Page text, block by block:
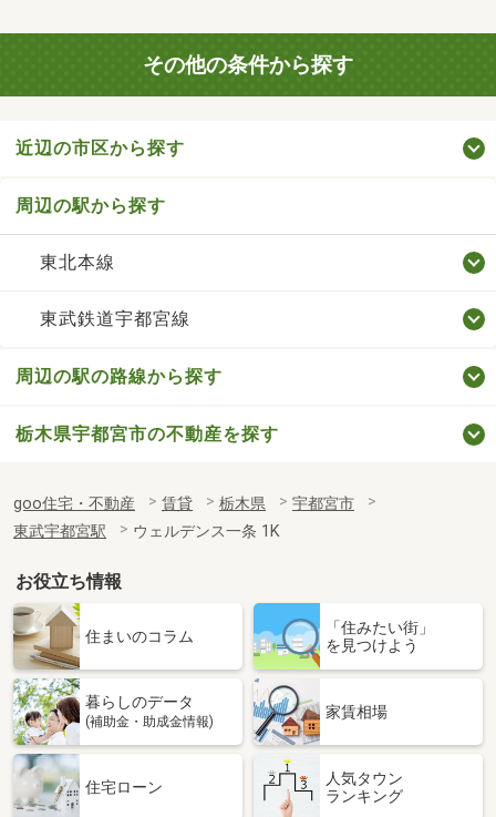
その他の条件から探す
近辺の市区から探す
周辺の駅から探す
東北本線
東武鉄道宇都宮線
周辺の駅の路線から探す
栃木県宇都宮市の不動産を探す
goo住宅・不動産 賃貸 栃木県
宇都宮市
東武宇都宮駅
ウェルデンス一条 1K
お役立ち情報
住まいのコラム
「住みたい街」
を見つけよう
暮らしのデータ
(補助金・助成金情報)
家賃相場
住宅ローン
人気タウン
ランキング